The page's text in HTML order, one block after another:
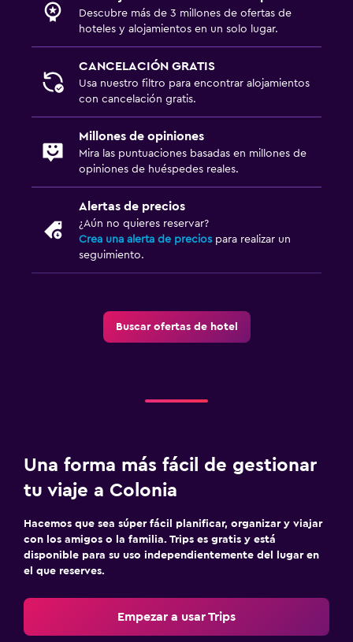
Descubre más de 3 millones de ofertas de
hoteles y alojamientos en un solo lugar.
CANCELACIÓN GRATIS
Usa nuestro filtro para encontrar alojamientos
con cancelación gratis.
Millones de opiniones
Mira las puntuaciones basadas en millones de
opiniones de huéspedes reales.
Alertas de precios
¿Aún no quieres reservar?
Crea una alerta de precios para realizar un
seguimiento.
Buscar ofertas de hotel
Una forma más fácil de gestionar
tu viaje a Colonia
Hacemos que sea súper fácil planificar, organizar y viajar
con los amigos o la familia. Trips es gratis y está
disponible para su uso independientemente del lugar en
el que reserves.
Empezar a usar Trips